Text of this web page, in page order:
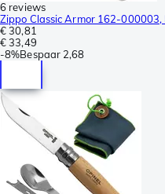
6 reviews
Zippo Classic Armor 162-
€ 30,81
€ 33,49
-8%Bespaar 2,68